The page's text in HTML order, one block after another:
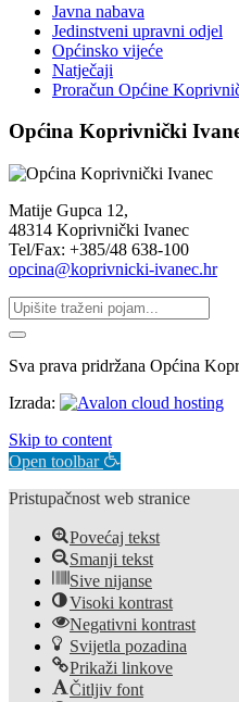
Javna nabava
Jedinstveni upravni odjel
Općinsko vijeće
Natječaji
Proračun Općine
Općina Koprivnički
Matije Gupca 12,
48314 Koprivnički Ivanec
Tel/Fax: +385/48 638-100
opcina@koprivnicki-ivanec.hr
Sva prava pridržana Općina
Izrada:
Skip to content
Open toolbar
Pristupačnost web stranice
Povećaj tekst
Smanji tekst
Sive nijanse
Visoki kontrast
Negativni kontrast
Svijetla pozadina
Prikaži linkove
Čitljiv font